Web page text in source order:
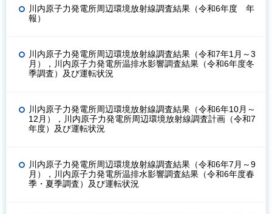
川内原子力発電所周辺環境放射線調査結果（令和6年度 年
報）
川内原子力発電所周辺環境放射線調査結果（令和7年1月～3
月），川内原子力発電所温排水影響調査結果（令和6年度冬
季調査）及び運転状況
川内原子力発電所周辺環境放射線調査結果（令和6年10月～
12月），川内原子力発電所周辺環境放射線調査計画（令和7
年度）及び運転状況
川内原子力発電所周辺環境放射線調査結果（令和6年7月～9
月），川内原子力発電所温排水影響調査結果（令和6年度春
季・夏季調査）及び運転状況